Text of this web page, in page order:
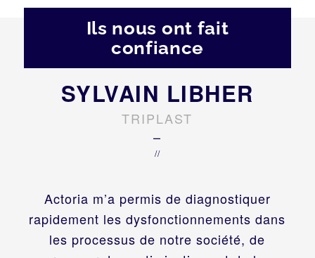
Ils nous ont fait
confiance
Actoria m’a permis de diagnostiquer
rapidement les dysfonctionnements dans
les processus de notre société, de
SYLVAIN LIBHER
TRIPLAST
–
//